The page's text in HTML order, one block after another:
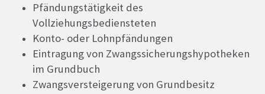
Pfändungstätigkeit des
Vollziehungsbediensteten
Konto- oder Lohnpfändungen
Eintragung von Zwangssicherungshypotheken
im Grundbuch
Zwangsversteigerung von Grundbesitz